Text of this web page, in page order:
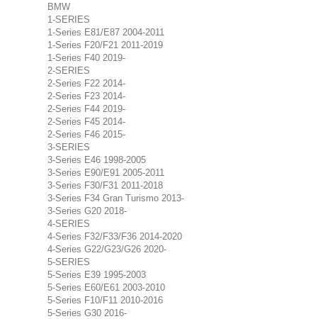
BMW
1-SERIES
1-Series E81/E87 2004-2011
1-Series F20/F21 2011-2019
1-Series F40 2019-
2-SERIES
2-Series F22 2014-
2-Series F23 2014-
2-Series F44 2019-
2-Series F45 2014-
2-Series F46 2015-
3-SERIES
3-Series E46 1998-2005
3-Series E90/E91 2005-2011
3-Series F30/F31 2011-2018
3-Series F34 Gran Turismo 2013-
3-Series G20 2018-
4-SERIES
4-Series F32/F33/F36 2014-2020
4-Series G22/G23/G26 2020-
5-SERIES
5-Series E39 1995-2003
5-Series E60/E61 2003-2010
5-Series F10/F11 2010-2016
5-Series G30 2016-